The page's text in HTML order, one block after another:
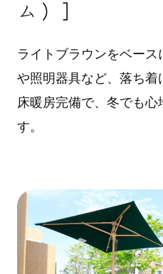
ム）］
ライトブラウンをベー
や照明器具など、落ち着
床暖房完備で、冬でも心
す。